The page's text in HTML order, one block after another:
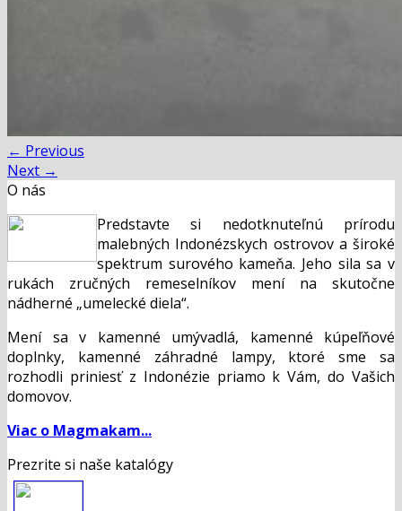
← Previous
Next →
O nás
Predstavte si nedotknuteľnú prírodu
malebných Indonézskych ostrovov a široké
spektrum surového kameňa. Jeho sila sa v
rukách zručných remeselníkov mení na skutočne
nádherné „umelecké diela“.
Mení sa v kamenné umývadlá, kamenné kúpeľňové
doplnky, kamenné záhradné lampy, ktoré sme sa
rozhodli priniesť z Indonézie priamo k Vám, do Vašich
domovov.
Viac o Magmakam...
Prezrite si naše katalógy